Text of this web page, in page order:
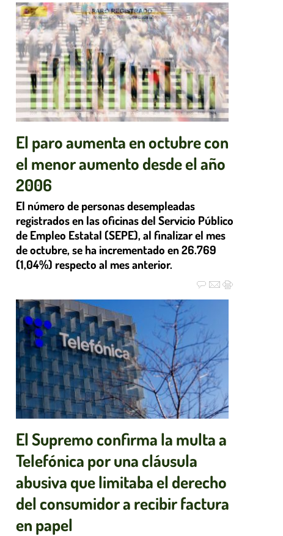
El paro aumenta en octubre con
el menor aumento desde el año
2006
El número de personas desempleadas
registrados en las oficinas del Servicio Público
de Empleo Estatal (SEPE), al finalizar el mes
de octubre, se ha incrementado en 26.769
(1,04%) respecto al mes anterior.
El Supremo confirma la multa a
Telefónica por una cláusula
abusiva que limitaba el derecho
del consumidor a recibir factura
en papel